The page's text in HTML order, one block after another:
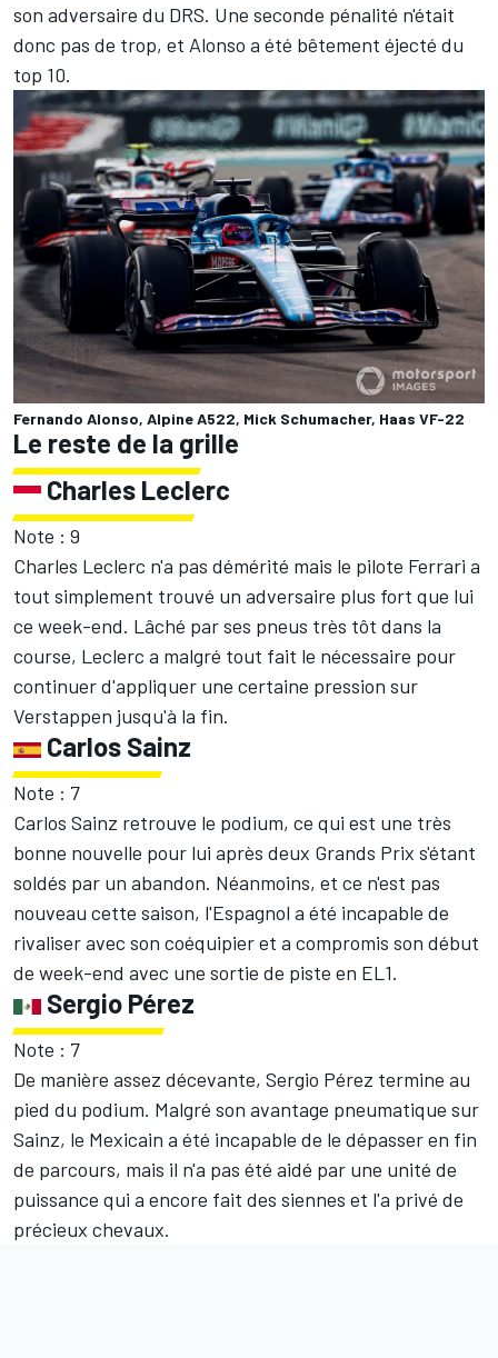
son adversaire du DRS. Une seconde pénalité n'était
donc pas de trop, et Alonso a été bêtement éjecté du
top 10.
Fernando Alonso, Alpine A522, Mick Schumacher, Haas VF-22
Le reste de la grille
Charles Leclerc
Note : 9
Charles Leclerc n'a pas démérité mais le pilote Ferrari a
tout simplement trouvé un adversaire plus fort que lui
ce week-end. Lâché par ses pneus très tôt dans la
course, Leclerc a malgré tout fait le nécessaire pour
continuer d'appliquer une certaine pression sur
Verstappen jusqu'à la fin.
Carlos Sainz
Note : 7
Carlos Sainz retrouve le podium, ce qui est une très
bonne nouvelle pour lui après deux Grands Prix s'étant
soldés par un abandon. Néanmoins, et ce n'est pas
nouveau cette saison, l'Espagnol a été incapable de
rivaliser avec son coéquipier et a compromis son début
de week-end avec une sortie de piste en EL1.
Sergio Pérez
Note : 7
De manière assez décevante, Sergio Pérez termine au
pied du podium. Malgré son avantage pneumatique sur
Sainz, le Mexicain a été incapable de le dépasser en fin
de parcours, mais il n'a pas été aidé par une unité de
puissance qui a encore fait des siennes et l'a privé de
précieux chevaux.